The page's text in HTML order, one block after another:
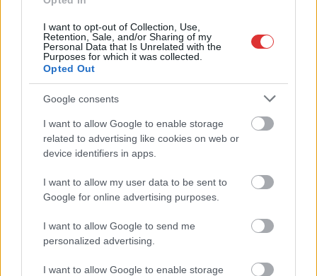
I want to opt-out of Collection, Use,
Retention, Sale, and/or Sharing of my
Personal Data that Is Unrelated with the
Purposes for which it was collected.
Opted Out
Google consents
I want to allow Google to enable storage
related to advertising like cookies on web or
device identifiers in apps.
I want to allow my user data to be sent to
Google for online advertising purposes.
I want to allow Google to send me
personalized advertising.
I want to allow Google to enable storage
Váratlan fennakadás borította fel a Szolnok–Kecskemét
vasútvonal közlekedését
A polgármester a szolnoki cégekhez fordult: több száz
elbocsátott dolgozón segítene
Csődbe ment a tószegi Accell Hunland, a hazai
kerékpárgyártás meghatározó szereplője
Egyszer fent, egyszer lent, így festett a Duna a két évvel
ugyanazokból a szögekből
miatt ingyenes a strandolás Szolnokon
Nem biztató: a hétvégi kisebb felfrissülés után jövő héten
megint visszatér a forróság, újra rekkenő hőség jön, akár 38